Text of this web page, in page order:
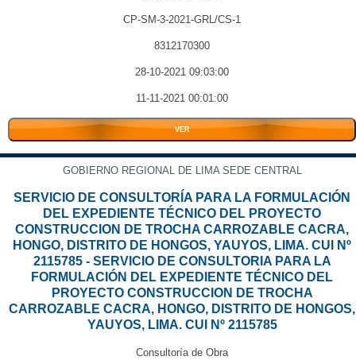
CP-SM-3-2021-GRL/CS-1
8312170300
28-10-2021 09:03:00
11-11-2021 00:01:00
VER
GOBIERNO REGIONAL DE LIMA SEDE CENTRAL
SERVICIO DE CONSULTORÍA PARA LA FORMULACIÓN
DEL EXPEDIENTE TÉCNICO DEL PROYECTO
CONSTRUCCION DE TROCHA CARROZABLE CACRA,
HONGO, DISTRITO DE HONGOS, YAUYOS, LIMA. CUI Nº
2115785 - SERVICIO DE CONSULTORIA PARA LA
FORMULACIÓN DEL EXPEDIENTE TÉCNICO DEL
PROYECTO CONSTRUCCION DE TROCHA
CARROZABLE CACRA, HONGO, DISTRITO DE HONGOS,
YAUYOS, LIMA. CUI Nº 2115785
Consultoría de Obra